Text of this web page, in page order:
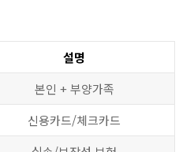
설명
본인 + 부양가족
신용카드/체크카드